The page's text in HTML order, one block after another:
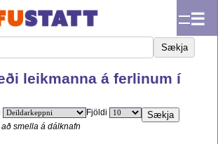
☰
Sækja
leikmanna á ferlinum í
Fjöldi Sækja
smella á dálknafn